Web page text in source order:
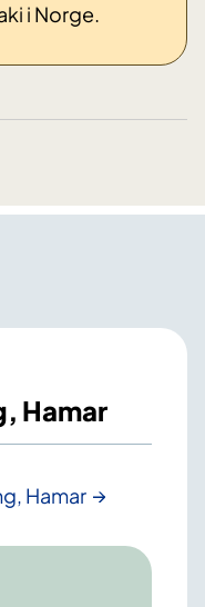
i Norge.
Hamar
Hamar